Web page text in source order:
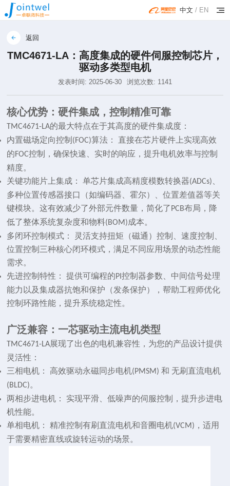
中文 / EN
返回
TMC4671-LA：高度集成的硬件伺服控制芯片，
驱动多类型电机
发表时间: 2025-06-30 浏览次数: 1141
核心优势：硬件集成，控制精准可靠
TMC4671-LA的最大特点在于其高度的硬件集成度：
内置磁场定向控制 (FOC)算法： 直接在芯片硬件上实现高效
的FOC控制，确保快速、实时的响应，提升电机效率与控制
精度。
关键功能片上集成： 单芯片集成高精度模数转换器(ADCs)
多种位置传感器接口（如编码器、霍尔）、位置差值器等关
键模块。这有效减少了外部元件数量，简化了PCB布局，降
低了整体系统复杂度和物料(BOM)成本。
多闭环控制模式： 灵活支持扭矩（磁通）控制、速度控制、
位置控制三种核心闭环模式，满足不同应用场景的动态性能
需求。
先进控制特性： 提供可编程的PI控制器参数、中间信号处理
能力以及集成器抗饱和保护（发条保护），帮助工程师优化
控制环路性能，提升系统稳定性。
广泛兼容：一芯驱动主流电机类型
TMC4671-LA展现了出色的电机兼容性，为您的产品设计提供
灵活性：
三相电机： 高效驱动永磁同步电机(PMSM)和 无刷直流电机
(BLDC)。
两相步进电机： 实现平滑、低噪声的伺服控制，提升步进电
机性能。
单相电机： 精准控制有刷直流电机和音圈电机(VCM) ，适用
于需要精密直线或旋转运动的场景。